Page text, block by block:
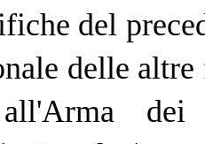
del
delle
all'Arma